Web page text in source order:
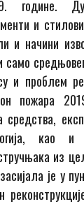
године.
и
и начини
само
и проблем
пожара
средства,
као и
из
је у